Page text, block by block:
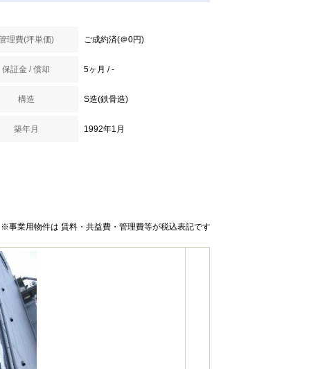
理費(坪単価) ご成約済(＠0円)
保証金 / 償却 5ヶ月 / -
構造 S造(鉄骨造)
築年月 1992年1月
※事業用物件は 賃料・共益費・管理費等が税込表記です